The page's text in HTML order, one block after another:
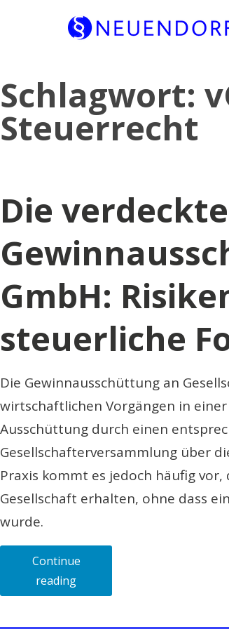
to
content
Schlagwort:
Steuerrecht
Die verdeckte
GmbH:
steuerliche
Die Gewinnausschüttung an
wirtschaftlichen Vorgängen in
Ausschüttung durch einen
Gesellschafterversammlung über
Praxis kommt es jedoch häufig
Gesellschaft erhalten, ohne dass
wurde.
Continue
reading„Die
verdeckte